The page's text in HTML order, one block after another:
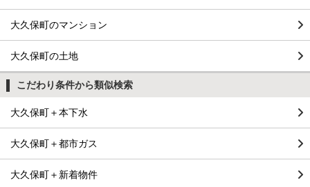
大久保町のマンション
大久保町の土地
こだわり条件から類似検索
大久保町＋本下水
大久保町＋都市ガス
大久保町＋新着物件